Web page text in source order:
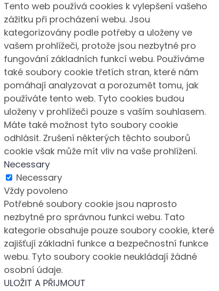
Tento web používá cookies k vylepšení vašeho
zážitku při procházení webu. Jsou
kategorizovány podle potřeby a uloženy ve
vašem prohlížeči, protože jsou nezbytné pro
fungování základních funkcí webu. Používáme
také soubory cookie třetích stran, které nám
pomáhají analyzovat a porozumět tomu, jak
používáte tento web. Tyto cookies budou
uloženy v prohlížeči pouze s vaším souhlasem.
Máte také možnost tyto soubory cookie
odhlásit. Zrušení některých těchto souborů
cookie však může mít vliv na vaše prohlížení.
Necessary
Necessary
Vždy povoleno
Potřebné soubory cookie jsou naprosto
nezbytné pro správnou funkci webu. Tato
kategorie obsahuje pouze soubory cookie, které
zajišťují základní funkce a bezpečnostní funkce
webu. Tyto soubory cookie neukládají žádné
osobní údaje.
ULOŽIT A PŘIJMOUT